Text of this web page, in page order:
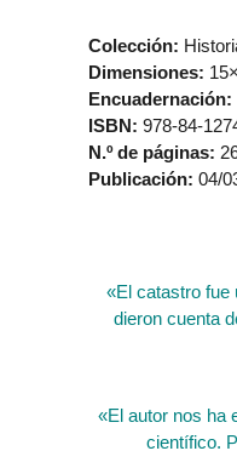
Colección:
Dimensiones:
Encuadernación:
ISBN: 978-84-
N.º de páginas:
Publicación: 04/
«El catastro fue
dieron cuenta
«El autor nos ha
científico.